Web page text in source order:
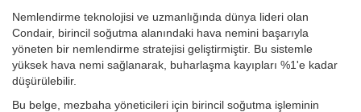
Nemlendirme teknolojisi ve uzmanlığında dünya lideri olan
Condair, birincil soğutma alanındaki hava nemini başarıyla
yöneten bir nemlendirme stratejisi geliştirmiştir. Bu sistemle
yüksek hava nemi sağlanarak, buharlaşma kayıpları %1'e kadar
düşürülebilir.
Bu belge, mezbaha yöneticileri için birincil soğutma işleminin